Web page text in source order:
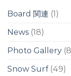
ウ
ェ
ル
は
台
風
号
影
は
Board 関連 (1)
News (18)
Photo Gallery
Snow Surf(49)